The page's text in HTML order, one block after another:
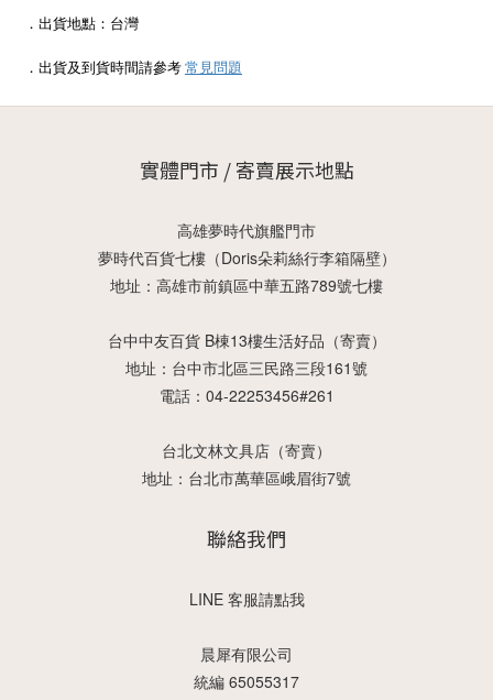
．出貨地點：台灣
．出貨及到貨時間請參考常見問題
實體門市 / 寄賣展示地點
高雄夢時代旗艦門市
夢時代百貨七樓（Doris朵莉絲行李箱隔壁）
地址：高雄市前鎮區中華五路789號七樓
台中中友百貨 B棟13樓生活好品（寄賣）
地址：台中市北區三民路三段161號
電話：04-22253456#261
台北文林文具店（寄賣）
地址：台北市萬華區峨眉街7號
聯絡我們
LINE 客服請點我
晨犀有限公司
統編 65055317